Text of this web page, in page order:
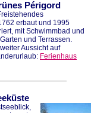
Périgord
erbaut und 1995
mit Schwimmbad und
und Terrassen.
Aussicht auf
Ferienhaus